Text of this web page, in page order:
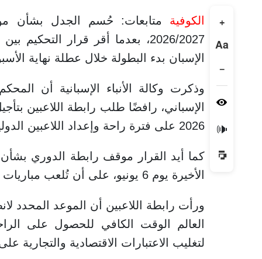
+
Aa
−
🔊
الكوفية متابعات: حُسم الجدل بشأن
2026/2027، بعدما أقر قرار
الإسبان بدء البطولة خلال عطلة نهاية الأسبوع يومي 15 و16
وذكرت وكالة الأنباء الإسبانية أن
2026 على فترة راحة وإعداد اللاعبين الدوليين.
كما أيد القرار موقف رابطة الدوري
الأخيرة يوم 6 يونيو، على أن تُلعب مباريات الملحق المؤهل للصعود بين 9 و20 يونيو.
ورأت رابطة اللاعبين أن الموعد المحدد
العالم الوقت الكافي للحصول على
لتغليب الاعتبارات الاقتصادية والتجارية